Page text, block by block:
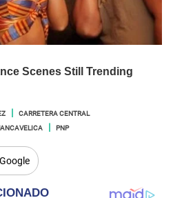
CARRETERA CENTRAL
PNP